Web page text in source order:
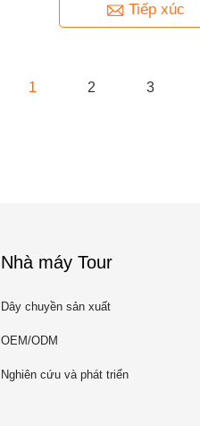
Tiếp xúc
1 2 3
Nhà máy Tour
Dây chuyền sản xuất
OEM/ODM
Nghiên cứu và phát triển